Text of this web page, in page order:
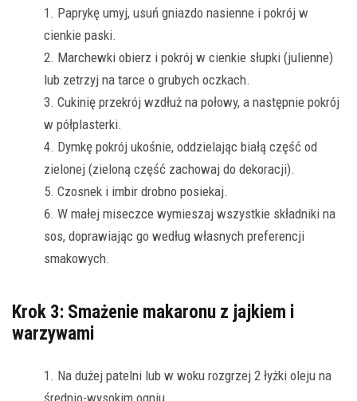
Paprykę umyj, usuń gniazdo nasienne i pokrój w
cienkie paski.
Marchewki obierz i pokrój w cienkie słupki (julienne)
lub zetrzyj na tarce o grubych oczkach.
Cukinię przekrój wzdłuż na połowy, a następnie pokrój
w półplasterki.
Dymkę pokrój ukośnie, oddzielając białą część od
zielonej (zieloną część zachowaj do dekoracji).
Czosnek i imbir drobno posiekaj.
W małej miseczce wymieszaj wszystkie składniki na
sos, doprawiając go według własnych preferencji
smakowych.
Krok 3: Smażenie makaronu z jajkiem i
warzywami
Na dużej patelni lub w woku rozgrzej 2 łyżki oleju na
średnio-wysokim ogniu.